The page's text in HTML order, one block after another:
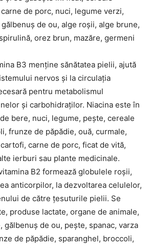
de porc, nuci, legume verzi,
de ou, alge roșii, alge brune,
orez brun, mazăre, germeni
B3 menține sănătatea pielii, ajută
nervos și la circulația
pentru metabolismul
și carbohidraților. Niacina este în
bere, nuci, legume, pește, cereale
frunze de păpădie, ouă, curmale,
carne de porc, ficat de vită,
ierburi sau plante medicinale.
B2 formează globulele roșii,
anticorpilor, la dezvoltarea celulelor,
de către țesuturile pielii. Se
produse lactate, organe de animale,
gălbenuș de ou, pește, spanac, varza
de păpădie, sparanghel, broccoli,